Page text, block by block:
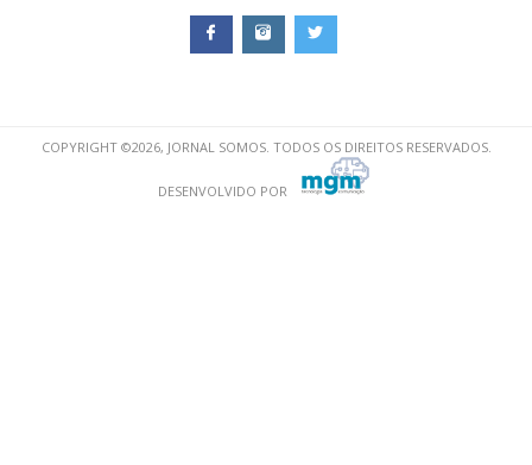
COPYRIGHT ©2026, JORNAL SOMOS. TODOS OS DIREITOS RESERVADOS.
DESENVOLVIDO POR